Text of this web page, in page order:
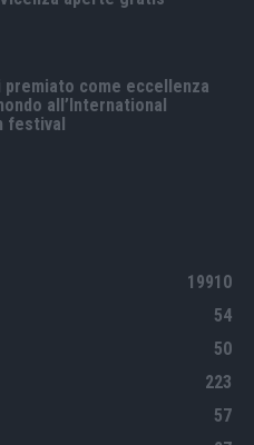
premiato come eccellenza
all’International
festival
19910
54
50
223
57